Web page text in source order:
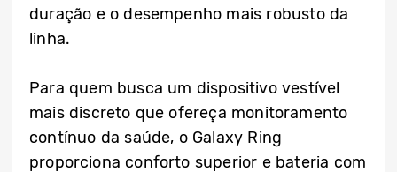
duração e o desempenho mais robusto da
linha.
Para quem busca um dispositivo vestível
mais discreto que ofereça monitoramento
contínuo da saúde, o Galaxy Ring
proporciona conforto superior e bateria com